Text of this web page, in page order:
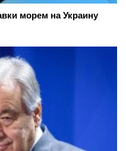
морем на Украину